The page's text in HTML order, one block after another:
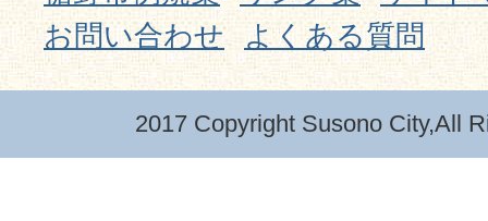
お問い合わせ
よくある質問
2017 Copyright Susono City,All